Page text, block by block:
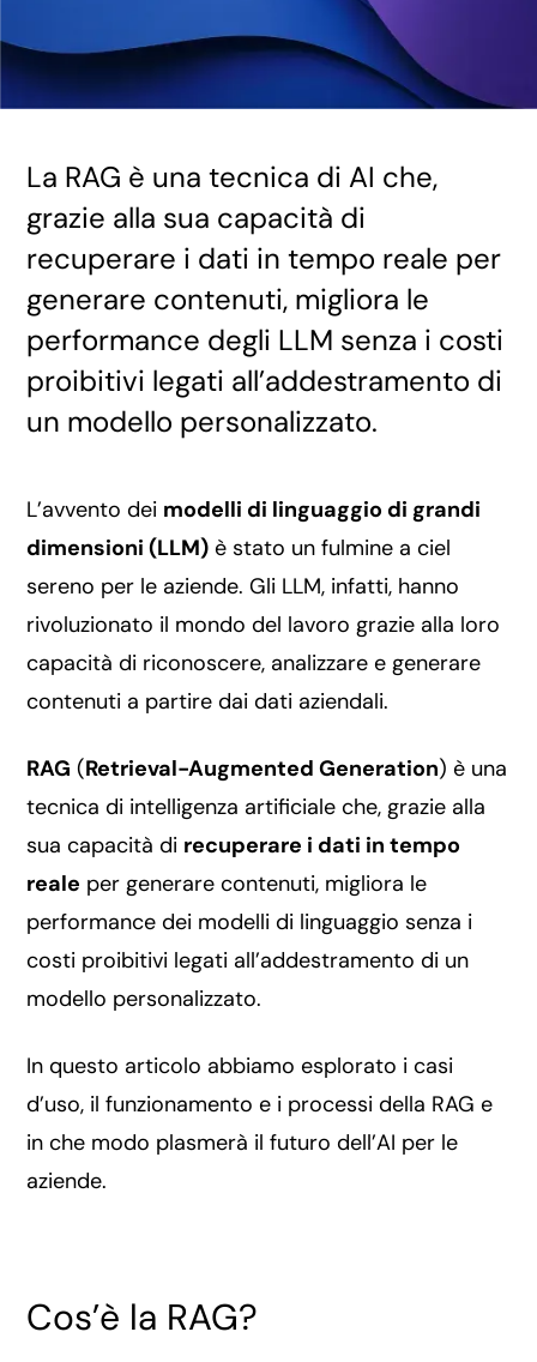
La RAG è una tecnica di AI che,
grazie alla sua capacità di
recuperare i dati in tempo reale per
generare contenuti, migliora le
performance degli LLM senza i costi
proibitivi legati all’addestramento di
un modello personalizzato.
L’avvento dei modelli di linguaggio di grandi
dimensioni (LLM) è stato un fulmine a ciel
sereno per le aziende. Gli LLM, infatti, hanno
rivoluzionato il mondo del lavoro grazie alla loro
capacità di riconoscere, analizzare e generare
contenuti a partire dai dati aziendali.
RAG (Retrieval-Augmented Generation) è una
tecnica di intelligenza artificiale che, grazie alla
sua capacità di recuperare i dati in tempo
reale per generare contenuti, migliora le
performance dei modelli di linguaggio senza i
costi proibitivi legati all’addestramento di un
modello personalizzato.
In questo articolo abbiamo esplorato i casi
d’uso, il funzionamento e i processi della RAG e
in che modo plasmerà il futuro dell’AI per le
aziende.
Cos’è la RAG?